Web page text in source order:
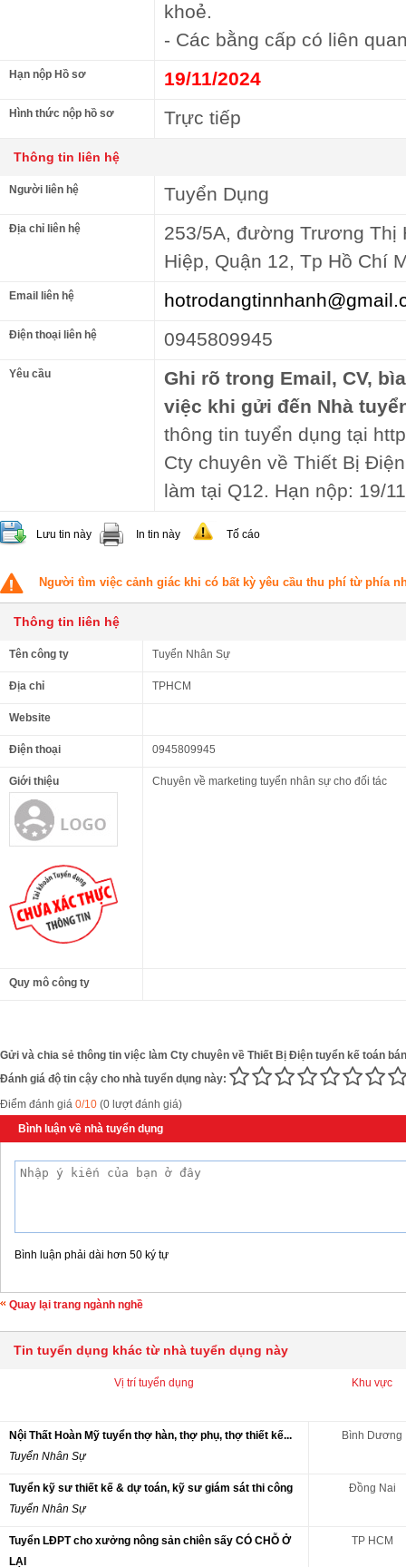
khoẻ.
- Các bằng cấp có liên
Hạn nộp Hồ sơ 19/11/2024
Hình thức nộp hồ sơ Trực tiếp
Thông tin liên hệ
Người liên hệ Tuyển Dụng
Địa chỉ liên hệ
253/5A, đường Trương Thị
Hiệp, Quận 12, Tp Hồ Chí
Email liên hệ
Điện thoại liên hệ 0945809945
Yêu cầu
Ghi rõ trong Email, CV,
việc khi gửi đến Nhà
thông tin tuyển dụng tại
Cty chuyên về Thiết Bị
làm tại Q12. Hạn nộp: 19/
Lưu tin này In tin này Tố cáo
Người tìm việc cảnh giác khi có bất kỳ yêu cầu thu phí từ phía
Thông tin liên hệ
Tên công ty Tuyển Nhân Sự
Địa chỉ TPHCM
Website
Điện thoại 0945809945
Giới thiệu Chuyên về marketing tuyển nhân sự cho đối tác
Quy mô công ty
Gửi và chia sẻ thông tin việc làm Cty chuyên về Thiết Bị Điện tuyển kế toán
Đánh giá độ tin cậy cho nhà tuyển dụng này:
Điểm đánh giá 0/10 (0 lượt đánh giá)
Bình luận về nhà tuyển dụng
Bình luận phải dài hơn 50 ký tự
Quay lại trang ngành nghề
Tin tuyển dụng khác từ nhà tuyển dụng này
Vị trí tuyển dụng Khu vực
Nội Thất Hoàn Mỹ tuyển thợ hàn, thợ phụ, thợ thiết kế...
Tuyển Nhân Sự
Bình Dương
Tuyển kỹ sư thiết kế & dự toán, kỹ sư giám sát thi công
Tuyển Nhân Sự
Đồng Nai
Tuyển LĐPT cho xưởng nông sản chiên sấy CÓ CHỖ Ở
LẠI
TP HCM